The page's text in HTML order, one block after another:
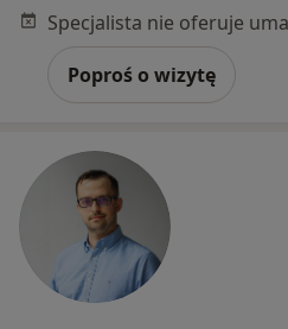
Poproś o wizytę